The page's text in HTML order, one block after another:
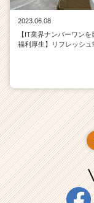
2023.06.08
【IT業界ナンバーワンを
福利厚生】リフレッシュ